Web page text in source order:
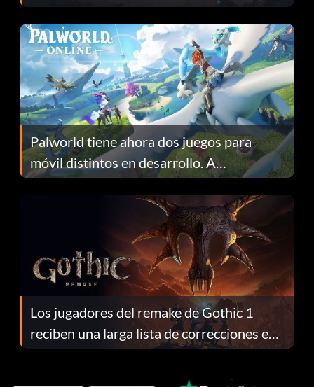
Fans Are Hopeful
Palworld tiene ahora dos juegos para
móvil distintos en desarrollo. A
continuación te explicamos por qué.
Los jugadores del remake de Gothic 1
reciben una larga lista de correcciones en
el parche 1.0.4